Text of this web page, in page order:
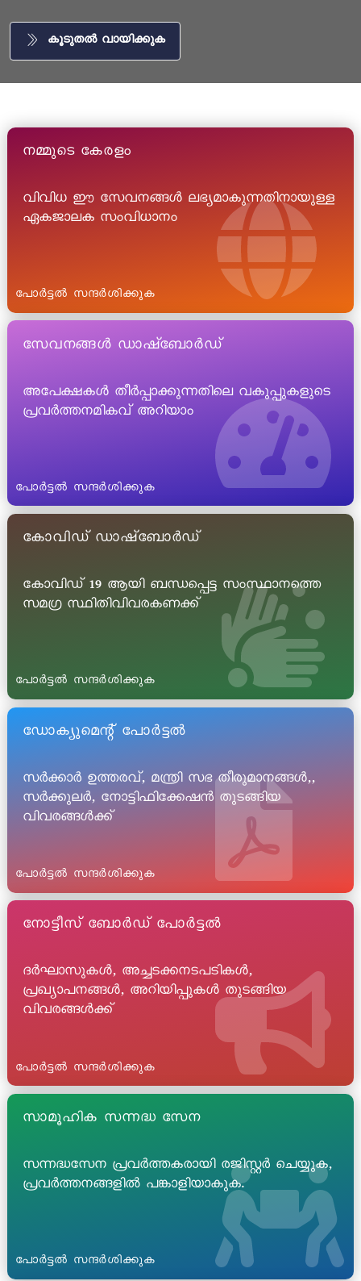
കൂടുതൽ വായിക്കുക
നമ്മുടെ കേരളം
വിവിധ ഈ സേവനങ്ങൾ ലഭ്യമാകുന്നതിനായുള്ള
ഏകജാലക സംവിധാനം
പോർട്ടൽ സന്ദർശിക്കുക
സേവനങ്ങൾ ഡാഷ്ബോർഡ്
അപേക്ഷകൾ തീർപ്പാക്കുന്നതിലെ വകുപ്പുകളുടെ
പ്രവർത്തനമികവ് അറിയാം
പോർട്ടൽ സന്ദർശിക്കുക
കോവിഡ് ഡാഷ്ബോർഡ്
കോവിഡ് 19 ആയി ബന്ധപ്പെട്ട സംസ്ഥാനത്തെ
സമഗ്ര സ്ഥിതിവിവരകണക്ക്
പോർട്ടൽ സന്ദർശിക്കുക
ഡോക്യുമെന്റ് പോർട്ടൽ
സർക്കാർ ഉത്തരവ്, മന്ത്രി സഭ തീരുമാനങ്ങൾ,,
സർക്കുലർ, നോട്ടിഫിക്കേഷൻ തുടങ്ങിയ
വിവരങ്ങൾക്ക്
പോർട്ടൽ സന്ദർശിക്കുക
നോട്ടീസ് ബോർഡ് പോർട്ടൽ
ദർഘാസുകൾ, അച്ചടക്കനടപടികൾ,
പ്രഖ്യാപനങ്ങൾ, അറിയിപ്പുകൾ തുടങ്ങിയ
വിവരങ്ങൾക്ക്
പോർട്ടൽ സന്ദർശിക്കുക
സാമൂഹിക സന്നദ്ധ സേന
സന്നദ്ധസേന പ്രവർത്തകരായി രജിസ്റ്റർ ചെയ്യുക,
പ്രവർത്തനങ്ങളിൽ പങ്കാളിയാകുക.
പോർട്ടൽ സന്ദർശിക്കുക